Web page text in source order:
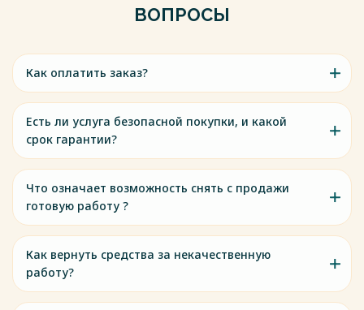
ВОПРОСЫ
Как оплатить заказ?
Есть ли услуга безопасной покупки, и какой
срок гарантии?
Что означает возможность снять с продажи
готовую работу ?
Как вернуть средства за некачественную
работу?